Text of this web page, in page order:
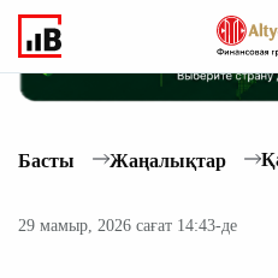
Басты Жаңалықтар
29 мамыр, 2026 сағат 14:43-де